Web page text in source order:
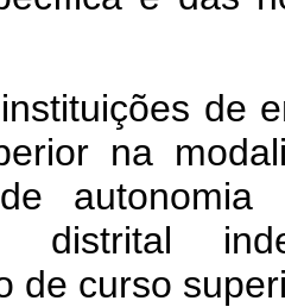
de
na
distrital
de curso